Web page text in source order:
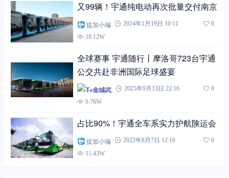
又99辆！宇通纯电动再次批量交付南京
提加小编 2024年1月19日 10:11
0
18.12W
全球赛事 宇通随行丨摩洛哥723台宇通
公交共赴非洲国际足球盛宴
T+金城武 2025年9月13日 22:16
0
9.76W
占比90%！宇通全车系实力护航陕运会
提加小编 2022年8月7日 12:16
0
11.43W